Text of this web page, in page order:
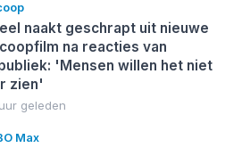
naakt geschrapt uit nieuwe
na reacties van
'Mensen willen het niet
zien'
geleden
Max